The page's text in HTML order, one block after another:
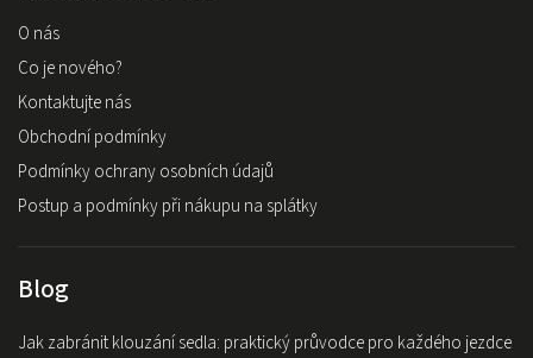
O nás
Co je nového?
Kontaktujte nás
Obchodní podmínky
Podmínky ochrany osobních údajů
Postup a podmínky při nákupu na splátky
Blog
Jak zabránit klouzání sedla: praktický průvodce pro každého jezdce